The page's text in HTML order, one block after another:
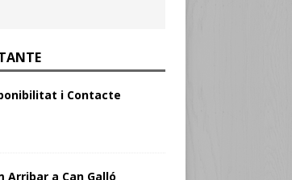
i Contacte
Arribar a Can Galló